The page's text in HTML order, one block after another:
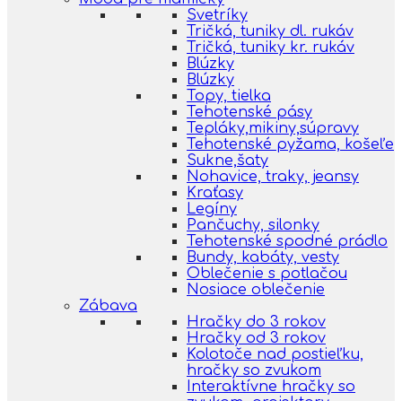
Svetríky
Tričká, tuniky dl. rukáv
Tričká, tuniky kr. rukáv
Blúzky
Blúzky
Topy, tielka
Tehotenské pásy
Tepláky,mikiny,súpravy
Tehotenské pyžama, košeľe
Sukne,šaty
Nohavice, traky, jeansy
Kraťasy
Legíny
Pančuchy, silonky
Tehotenské spodné prádlo
Bundy, kabáty, vesty
Oblečenie s potlačou
Nosiace oblečenie
Zábava
Hračky do 3 rokov
Hračky od 3 rokov
Kolotoče nad postieľku,
hračky so zvukom
Interaktívne hračky so